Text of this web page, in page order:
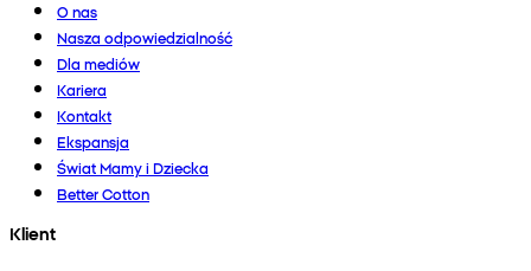
O nas
Nasza odpowiedzialność
Dla mediów
Kariera
Kontakt
Ekspansja
Świat Mamy i Dziecka
Better Cotton
Klient